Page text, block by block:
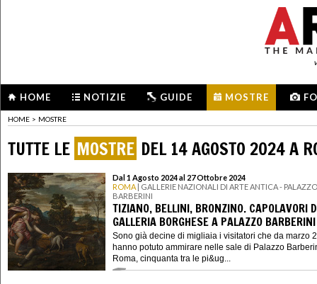
HOME NOTIZIE GUIDE MOSTRE
HOME > MOSTRE
TUTTE LE MOSTRE DEL 14 AGOSTO 2024 A
Dal 1 Agosto 2024 al 27 Ottobre 2024
ROMA | GALLERIE NAZIONALI DI ARTE ANTICA - PALAZZO
BARBERINI
TIZIANO, BELLINI, BRONZINO. CAPOLAVORI
GALLERIA BORGHESE A PALAZZO BARBERINI
Sono già decine di migliaia i visitatori che da marzo
hanno potuto ammirare nelle sale di Palazzo
Roma, cinquanta tra le pi&ug...